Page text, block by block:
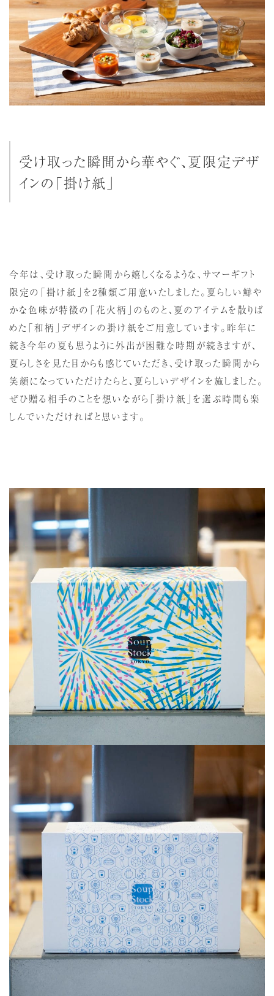
受け取った瞬間から華やぐ、夏限定デザ
インの「掛け紙」
今年は、受け取った瞬間から嬉しくなるような、サマーギフト
限定の「掛け紙」を2種類ご用意いたしました。夏らしい鮮や
かな色味が特徴の「花火柄」のものと、夏のアイテムを散りば
めた「和柄」デザインの掛け紙をご用意しています。昨年に
続き今年の夏も思うように外出が困難な時期が続きますが、
夏らしさを見た目からも感じていただき、受け取った瞬間から
笑顔になっていただけたらと、夏らしいデザインを施しました。
ぜひ贈る相手のことを想いながら「掛け紙」を選ぶ時間も楽
しんでいただければと思います。